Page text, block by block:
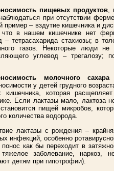
пищевых продуктов,
при отсутствии
пример – вздутие кишечника и
в нашем кишечнике нет
– тетрасахарида стахиозы; в
газов. Некоторые люди
углевод – трегалозу;
молочного
у детей грудного
кишечника, которая
Если лактазы мало, лактоза
пищей микробов,
количества водорода.
лактазы с рождения –
инфекций, особенно
как бы переходит в
заболевание, наркоз,
детям при гипотрофии).